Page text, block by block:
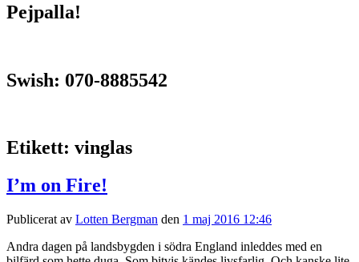
Pejpalla!
Swish: 070-8885542
Etikett: vinglas
I’m on Fire!
Publicerat av Lotten Bergman den 1 maj 2016 12:46
Andra dagen på landsbygden i södra England inleddes med en